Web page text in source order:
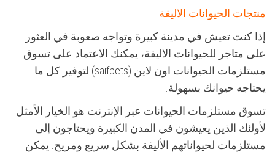
منتجات الحيوانات الاليفة
إذا كنت تعيش في مدينة كبيرة وتواجه صعوبة في العثور
على متاجر للحيوانات الاليفة، يمكنك الاعتماد على تسوق
مستلزمات الحيوانات اون لاين (saifpets) لتوفير كل ما
يحتاجه حيوانك بسهولة.
تسوق مستلزمات الحيوانات عبر الإنترنت هو الخيار الأمثل
لأولئك الذين يعيشون في المدن الكبيرة ويحتاجون إلى
مستلزمات لحيواناتهم الأليفة بشكل سريع ومريح. يمكن